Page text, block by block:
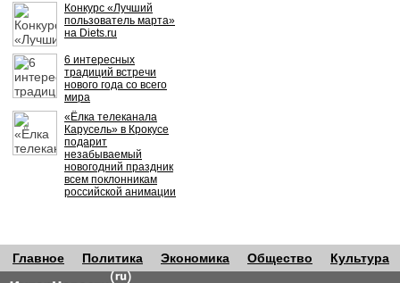
Конкурс «Лучший
пользователь марта»
на Diets.ru
6 интересных
традиций встречи
нового года со всего
мира
«Ёлка телеканала
Карусель» в Крокусе
подарит
незабываемый
новогодний праздник
всем поклонникам
российской анимации
Главное Политика Экономика Общество Культура